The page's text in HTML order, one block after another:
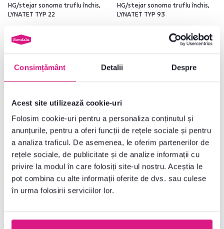
Consimțământ Detalii Despre
Acest site utilizează cookie-uri
Folosim cookie-uri pentru a personaliza conținutul și
anunțurile, pentru a oferi funcții de rețele sociale și pentru
a analiza traficul. De asemenea, le oferim partenerilor de
rețele sociale, de publicitate și de analize informații cu
privire la modul în care folosiți site-ul nostru. Aceștia le
pot combina cu alte informații oferite de dvs. sau culese
în urma folosirii serviciilor lor.
HG/stejar sonoma truflu închis,
LYNATET TYP 22
2.905 lei
HG/stejar sonoma truflu închis,
LYNATET TYP 93
1 Material, 2 Výška (cm), 2 Suprafață
Gratuit
Lichidare stoc
Ultimele bucăți